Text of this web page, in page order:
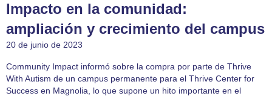
Impacto en la comunidad:
ampliación y crecimiento del campus
20 de junio de 2023
Community Impact informó sobre la compra por parte de Thrive
With Autism de un campus permanente para el Thrive Center for
Success en Magnolia, lo que supone un hito importante en el